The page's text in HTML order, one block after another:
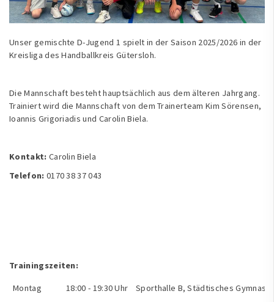
Unser gemischte D-Jugend 1 spielt in der Saison 2025/2026 in der
Kreisliga des Handballkreis Gütersloh.
Die Mannschaft besteht hauptsächlich aus dem älteren Jahrgang.
Trainiert wird die Mannschaft von dem Trainerteam Kim Sörensen,
Ioannis Grigoriadis und Carolin Biela.
Kontakt: Carolin Biela
Telefon: 0170 38 37 043
Trainingszeiten:
Montag 18:00 - 19:30 Uhr
Sporthalle B, Städtisches